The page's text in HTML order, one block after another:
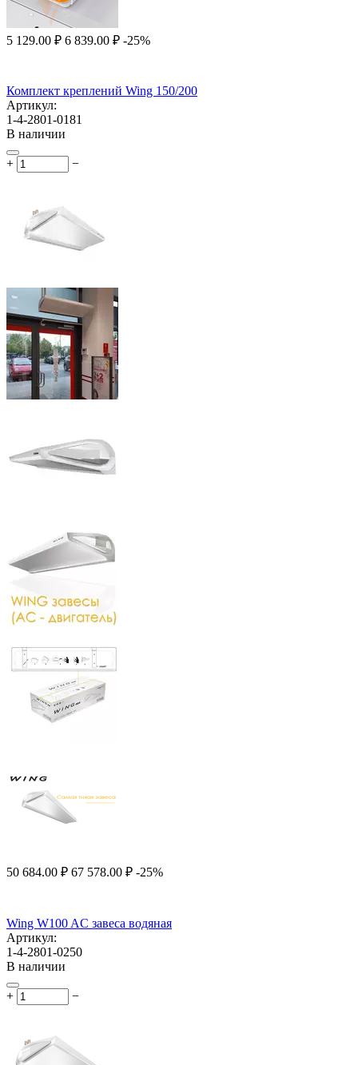
5 129.00 ₽ 6 839.00 ₽ -25%
Комплект креплений Wing 150/200
Артикул:
1-4-2801-0181
В наличии
+ −
50 684.00 ₽ 67 578.00 ₽ -25%
Wing W100 AC завеса водяная
Артикул:
1-4-2801-0250
В наличии
+ −